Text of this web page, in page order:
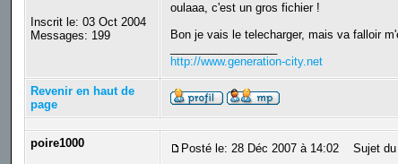
Inscrit le: 03 Oct 2004
Messages: 199
oulaaa, c'est un gros fichier !
Bon je vais le telecharger, mais va falloir
http://www.generation-city.net
Revenir en haut de
page
poire1000 Posté le: 28 Déc 2007 à 14:02 Sujet du